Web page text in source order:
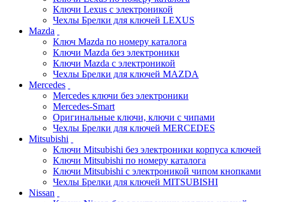
Ключи Lexus с электроникой
Чехлы Брелки для ключей LEXUS
Mazda
Ключ Mazda по номеру каталога
Ключи Mazda без электроники
Ключи Mazda с электроникой
Чехлы Брелки для ключей MAZDA
Mercedes
Mercedes ключи без электроники
Mercedes-Smart
Оригинальные ключи, ключи с чипами
Чехлы Брелки для ключей MERCEDES
Mitsubishi
Ключи Mitsubishi без электроники корпуса ключей
Ключи Mitsubishi по номеру каталога
Ключи Mitsubishi с электроникой чипом кнопками
Чехлы Брелки для ключей MITSUBISHI
Nissan